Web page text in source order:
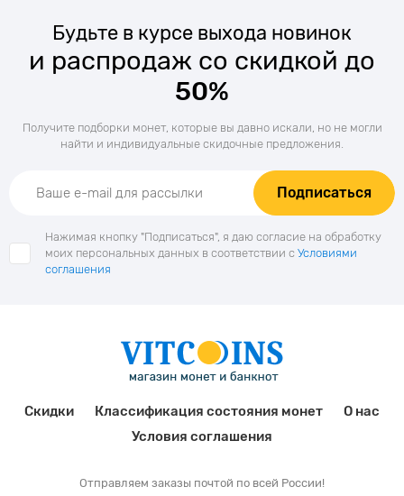
Будьте в курсе выхода новинок
и распродаж со скидкой до
50%
Получите подборки монет, которые вы давно искали, но не могли
найти и индивидуальные скидочные предложения.
Подписаться
Нажимая кнопку "Подписаться", я даю согласие на обработку
моих персональных данных в соответствии с Условиями
соглашения
Скидки Классификация состояния монет
О нас
Условия соглашения
Отправляем заказы почтой по всей России!